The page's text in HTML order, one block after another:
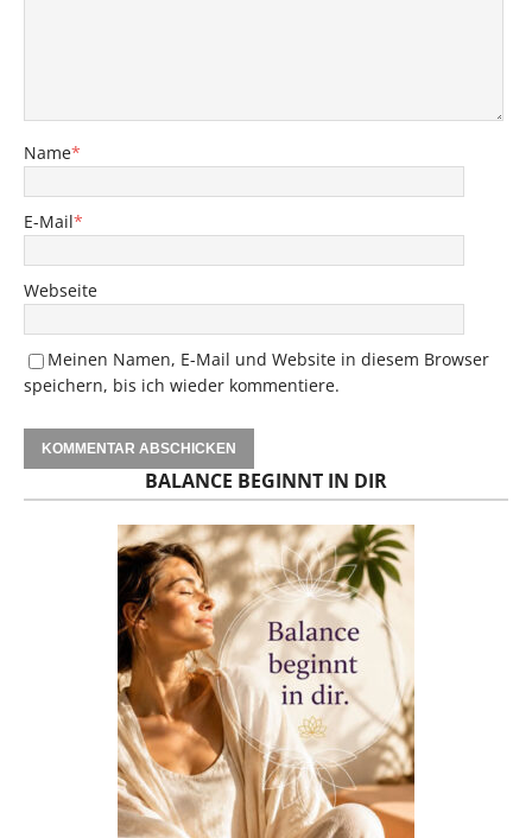
Name*
E-Mail*
Webseite
Meinen Namen, E-Mail und Website in diesem Browser
speichern, bis ich wieder kommentiere.
BALANCE BEGINNT IN DIR